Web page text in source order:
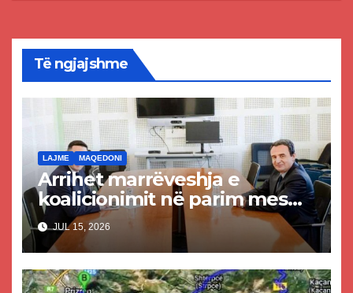
Të ngjajshme
LAJME MAQEDONI
Arrihet marrëveshja e
koalicionimit në parim mes
Kurtit dhe Abdixhikut
JUL 15, 2026